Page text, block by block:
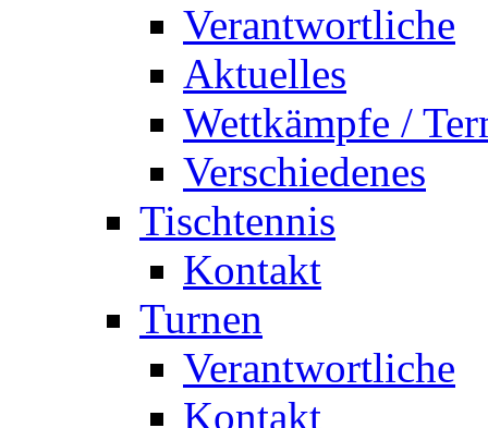
Verantwortliche
Aktuelles
Wettkämpfe /
Verschiedenes
Tischtennis
Kontakt
Turnen
Verantwortliche
Kontakt